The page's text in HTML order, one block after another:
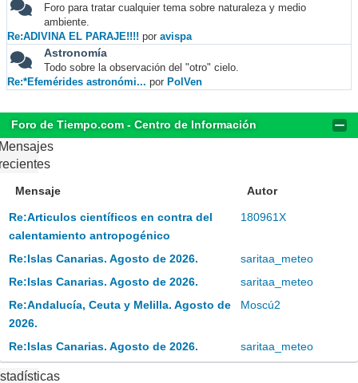
Foro para tratar cualquier tema sobre naturaleza y medio
ambiente.
Re:ADIVINA EL PARAJE!!!! por avispa
Astronomía
Todo sobre la observación del "otro" cielo.
Re:*Efemérides astronómi... por PolVen
Foro de Tiempo.com - Centro de Información
Mensaje Autor
Re:Articulos científicos en contra del
calentamiento antropogénico
180961X
Re:Islas Canarias. Agosto de 2026.
saritaa_meteo
Re:Islas Canarias. Agosto de 2026.
saritaa_meteo
Re:Andalucía, Ceuta y Melilla. Agosto de
2026.
Moscú2
Re:Islas Canarias. Agosto de 2026. saritaa_meteo